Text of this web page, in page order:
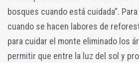
bosques cuando está cuidada”.
cuando se hacen labores de
para cuidar el monte eliminado los
permitir que entre la luz del sol y